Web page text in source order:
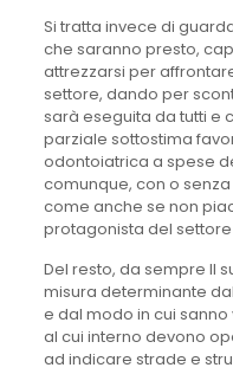
Si tratta invece di
che saranno presto,
attrezzarsi per
settore, dando per
sarà eseguita da tutti e
parziale sottostima
odontoiatrica a spese
comunque, con o
come anche se non
protagonista del
Del resto, da sempre ll
misura determinante
e dal modo in cui
al cui interno devono
ad indicare strade e